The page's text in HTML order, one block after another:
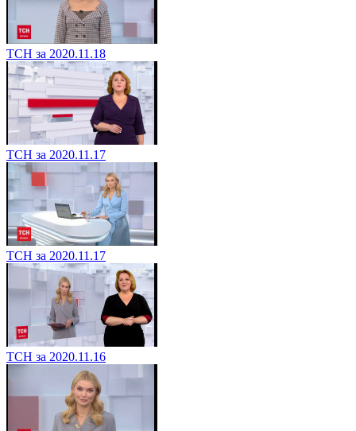
ТСН за 2020.11.18
ТСН за 2020.11.17
ТСН за 2020.11.17
ТСН за 2020.11.16